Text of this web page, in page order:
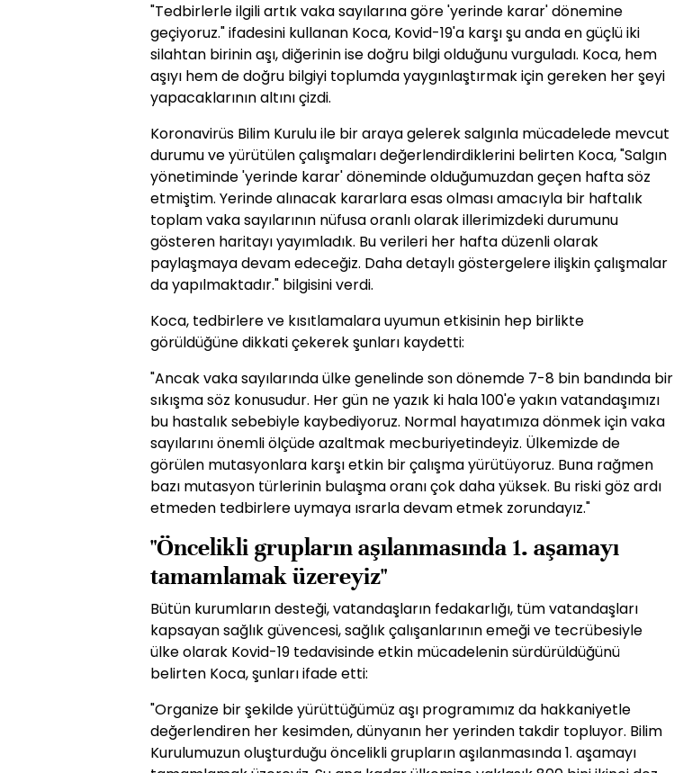
"Tedbirlerle ilgili artık vaka sayılarına göre 'yerinde karar' dönemine
geçiyoruz." ifadesini kullanan Koca, Kovid-19'a karşı şu anda en güçlü iki
silahtan birinin aşı, diğerinin ise doğru bilgi olduğunu vurguladı. Koca, hem
aşıyı hem de doğru bilgiyi toplumda yaygınlaştırmak için gereken her şeyi
yapacaklarının altını çizdi.
Koronavirüs Bilim Kurulu ile bir araya gelerek salgınla mücadelede mevcut
durumu ve yürütülen çalışmaları değerlendirdiklerini belirten Koca, "Salgın
yönetiminde 'yerinde karar' döneminde olduğumuzdan geçen hafta söz
etmiştim. Yerinde alınacak kararlara esas olması amacıyla bir haftalık
toplam vaka sayılarının nüfusa oranlı olarak illerimizdeki durumunu
gösteren haritayı yayımladık. Bu verileri her hafta düzenli olarak
paylaşmaya devam edeceğiz. Daha detaylı göstergelere ilişkin çalışmalar
da yapılmaktadır." bilgisini verdi.
Koca, tedbirlere ve kısıtlamalara uyumun etkisinin hep birlikte
görüldüğüne dikkati çekerek şunları kaydetti:
"Ancak vaka sayılarında ülke genelinde son dönemde 7-8 bin bandında bir
sıkışma söz konusudur. Her gün ne yazık ki hala 100'e yakın vatandaşımızı
bu hastalık sebebiyle kaybediyoruz. Normal hayatımıza dönmek için vaka
sayılarını önemli ölçüde azaltmak mecburiyetindeyiz. Ülkemizde de
görülen mutasyonlara karşı etkin bir çalışma yürütüyoruz. Buna rağmen
bazı mutasyon türlerinin bulaşma oranı çok daha yüksek. Bu riski göz ardı
etmeden tedbirlere uymaya ısrarla devam etmek zorundayız."
"Öncelikli grupların aşılanmasında 1. aşamayı
tamamlamak üzereyiz"
Bütün kurumların desteği, vatandaşların fedakarlığı, tüm vatandaşları
kapsayan sağlık güvencesi, sağlık çalışanlarının emeği ve tecrübesiyle
ülke olarak Kovid-19 tedavisinde etkin mücadelenin sürdürüldüğünü
belirten Koca, şunları ifade etti:
"Organize bir şekilde yürüttüğümüz aşı programımız da hakkaniyetle
değerlendiren her kesimden, dünyanın her yerinden takdir topluyor. Bilim
Kurulumuzun oluşturduğu öncelikli grupların aşılanmasında 1. aşamayı